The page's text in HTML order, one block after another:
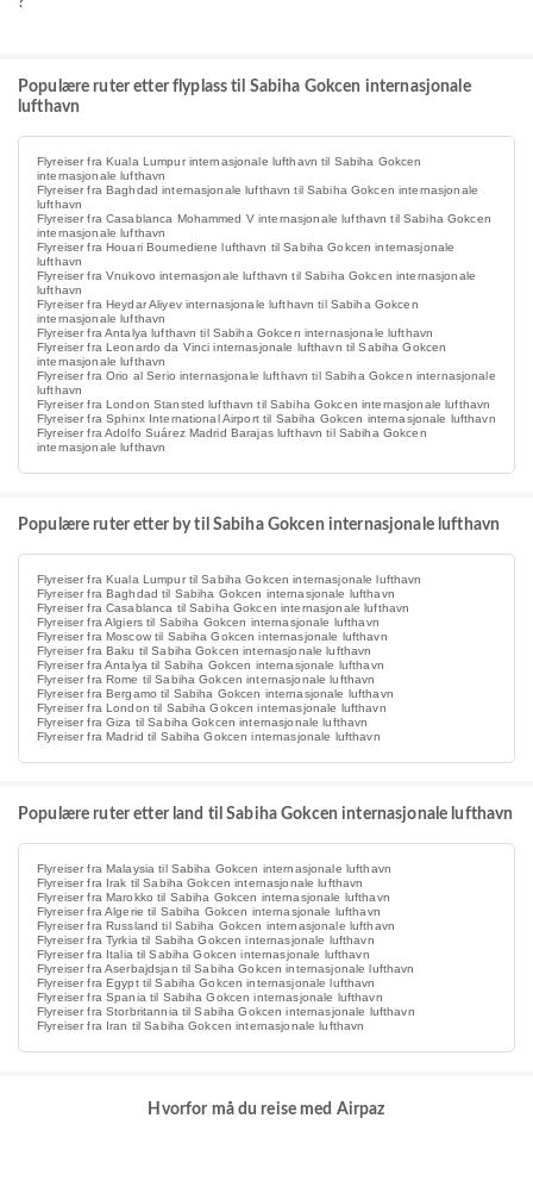
Populære ruter etter flyplass til Sabiha Gokcen internasjonale
lufthavn
Flyreiser fra Kuala Lumpur internasjonale lufthavn til Sabiha Gokcen
internasjonale lufthavn
Flyreiser fra Baghdad internasjonale lufthavn til Sabiha Gokcen internasjonale
lufthavn
Flyreiser fra Casablanca Mohammed V internasjonale lufthavn til Sabiha Gokcen
internasjonale lufthavn
Flyreiser fra Houari Boumediene lufthavn til Sabiha Gokcen internasjonale
lufthavn
Flyreiser fra Vnukovo internasjonale lufthavn til Sabiha Gokcen internasjonale
lufthavn
Flyreiser fra Heydar Aliyev internasjonale lufthavn til Sabiha Gokcen
internasjonale lufthavn
Flyreiser fra Antalya lufthavn til Sabiha Gokcen internasjonale lufthavn
Flyreiser fra Leonardo da Vinci internasjonale lufthavn til Sabiha Gokcen
internasjonale lufthavn
Flyreiser fra Orio al Serio internasjonale lufthavn til Sabiha Gokcen internasjonale
lufthavn
Flyreiser fra London Stansted lufthavn til Sabiha Gokcen internasjonale lufthavn
Flyreiser fra Sphinx International Airport til Sabiha Gokcen internasjonale lufthavn
Flyreiser fra Adolfo Suárez Madrid Barajas lufthavn til Sabiha Gokcen
internasjonale lufthavn
Populære ruter etter by til Sabiha Gokcen internasjonale lufthavn
Flyreiser fra Kuala Lumpur til Sabiha Gokcen internasjonale lufthavn
Flyreiser fra Baghdad til Sabiha Gokcen internasjonale lufthavn
Flyreiser fra Casablanca til Sabiha Gokcen internasjonale lufthavn
Flyreiser fra Algiers til Sabiha Gokcen internasjonale lufthavn
Flyreiser fra Moscow til Sabiha Gokcen internasjonale lufthavn
Flyreiser fra Baku til Sabiha Gokcen internasjonale lufthavn
Flyreiser fra Antalya til Sabiha Gokcen internasjonale lufthavn
Flyreiser fra Rome til Sabiha Gokcen internasjonale lufthavn
Flyreiser fra Bergamo til Sabiha Gokcen internasjonale lufthavn
Flyreiser fra London til Sabiha Gokcen internasjonale lufthavn
Flyreiser fra Giza til Sabiha Gokcen internasjonale lufthavn
Flyreiser fra Madrid til Sabiha Gokcen internasjonale lufthavn
Populære ruter etter land til Sabiha Gokcen internasjonale lufthavn
Flyreiser fra Malaysia til Sabiha Gokcen internasjonale lufthavn
Flyreiser fra Irak til Sabiha Gokcen internasjonale lufthavn
Flyreiser fra Marokko til Sabiha Gokcen internasjonale lufthavn
Flyreiser fra Algerie til Sabiha Gokcen internasjonale lufthavn
Flyreiser fra Russland til Sabiha Gokcen internasjonale lufthavn
Flyreiser fra Tyrkia til Sabiha Gokcen internasjonale lufthavn
Flyreiser fra Italia til Sabiha Gokcen internasjonale lufthavn
Flyreiser fra Aserbajdsjan til Sabiha Gokcen internasjonale lufthavn
Flyreiser fra Egypt til Sabiha Gokcen internasjonale lufthavn
Flyreiser fra Spania til Sabiha Gokcen internasjonale lufthavn
Flyreiser fra Storbritannia til Sabiha Gokcen internasjonale lufthavn
Flyreiser fra Iran til Sabiha Gokcen internasjonale lufthavn
Hvorfor må du reise med Airpaz